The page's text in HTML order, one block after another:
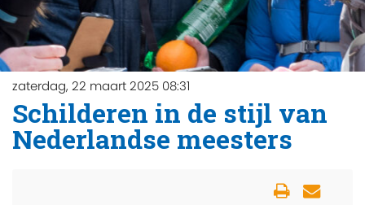
zaterdag, 22 maart 2025 08:31
Schilderen in de stijl van
Nederlandse meesters